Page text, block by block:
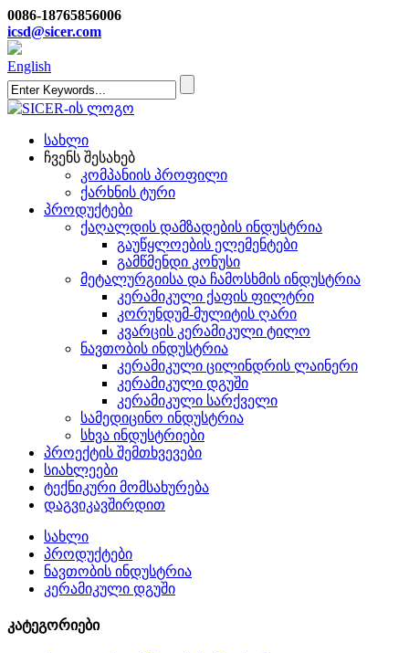
0086-18765856006
icsd@sicer.com
English
სახლი
ჩვენს შესახებ
კომპანიის პროფილი
ქარხნის ტური
პროდუქტები
ქაღალდის დამზადების ინდუსტრია
გაუწყლოების ელემენტები
გამწმენდი კონუსი
მეტალურგიისა და ჩამოსხმის ინდუსტრია
კერამიკული ქაფის ფილტრი
კორუნდუმ-მულიტის ღარი
კვარცის კერამიკული ტილო
ნავთობის ინდუსტრია
კერამიკული ცილინდრის ლაინერი
კერამიკული დგუში
კერამიკული სარქველი
სამედიცინო ინდუსტრია
სხვა ინდუსტრიები
პროექტის შემთხვევები
სიახლეები
ტექნიკური მომსახურება
დაგვიკავშირდით
სახლი
პროდუქტები
ნავთობის ინდუსტრია
კერამიკული დგუში
კატეგორიები